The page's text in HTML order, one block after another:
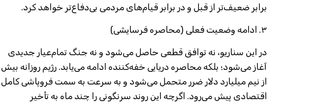
برابر ضعیف‌تر از قبل و در برابر قیام‌های مردمی بی‌دفاع‌تر خواهد کرد.
۳. ادامه وضعیت فعلی (محاصره فرسایشی)
در این سناریو، نه توافق قطعی حاصل می‌شود و نه جنگ تمام‌عیار جدیدی
آغاز می‌شود؛ بلکه محاصره دریایی خفه‌کننده ادامه می‌یابد. رژیم روزانه بیش
از نیم میلیارد دلار ضرر متحمل می‌شود و به سرعت به سمت فروپاشی کامل
اقتصادی پیش می‌رود. اگرچه این روند سرنگونی را چند ماه به تأخیر